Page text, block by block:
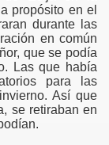
propósito en el
durante las
en común
que se podía
Las que había
para las
Así que
se retiraban en